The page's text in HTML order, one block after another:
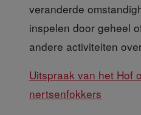
veranderde
inspelen door geheel
andere activiteiten
Uitspraak van het Hof
nertsenfokkers